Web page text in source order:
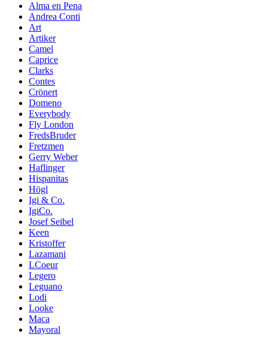
Alma en Pena
Andrea Conti
Art
Artiker
Camel
Caprice
Clarks
Contes
Crönert
Domeno
Everybody
Fly London
FredsBruder
Fretzmen
Gerry Weber
Haflinger
Hispanitas
Högl
Igi & Co.
IgiCo.
Josef Seibel
Keen
Kristoffer
Lazamani
LCoeur
Legero
Leguano
Lodi
Looke
Maca
Mayoral